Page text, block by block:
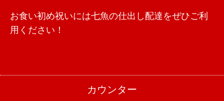
お食い初め祝いには七魚の仕出し配達をぜひご利
用ください！
カウンター